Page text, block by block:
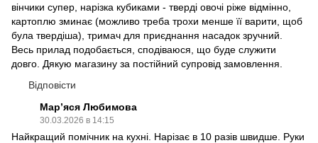
вінчики супер, нарізка кубиками - тверді овочі ріже відмінно,
картоплю зминає (можливо треба трохи менше її варити, щоб
була твердіша), тримач для приєднання насадок зручний.
Весь прилад подобається, сподіваюся, що буде служити
довго. Дякую магазину за постійний супровід замовлення.
Відповісти
Марʼяся Любимова
30.03.2026 в 14:15
Найкращий помічник на кухні. Нарізає в 10 разів швидше. Руки